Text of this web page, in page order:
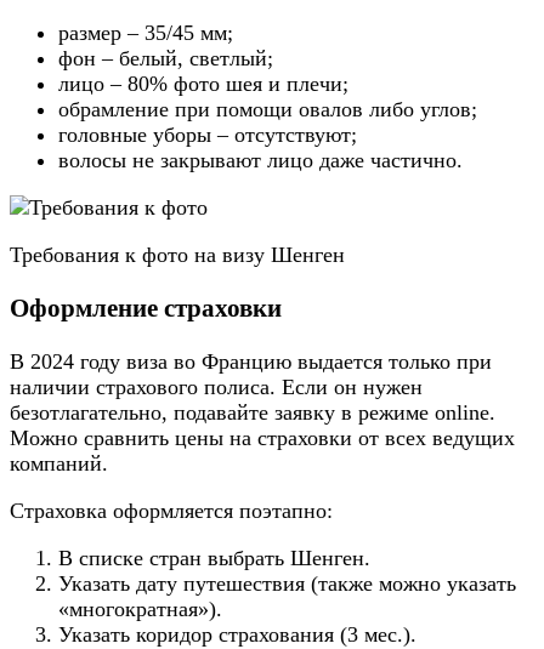
размер – 35/45 мм;
фон – белый, светлый;
лицо – 80% фото шея и плечи;
обрамление при помощи овалов либо углов;
головные уборы – отсутствуют;
волосы не закрывают лицо даже частично.
Требования к фото на визу Шенген
Оформление страховки
В 2024 году виза во Францию выдается только при
наличии страхового полиса. Если он нужен
безотлагательно, подавайте заявку в режиме online.
Можно сравнить цены на страховки от всех ведущих
компаний.
Страховка оформляется поэтапно:
В списке стран выбрать Шенген.
Указать дату путешествия (также можно указать
«многократная»).
Указать коридор страхования (3 мес.).